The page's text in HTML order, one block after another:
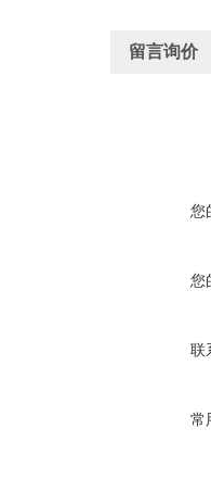
留言询价
您
您
联
常